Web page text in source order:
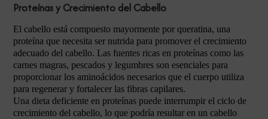
Proteínas y Crecimiento del Cabello
El cabello está compuesto mayormente por queratina, una
proteína que necesita ser nutrida para promover el crecimiento
adecuado del cabello. Las fuentes ricas en proteínas como las
carnes magras, pescados y legumbres son esenciales para
proporcionar los aminoácidos necesarios que el cuerpo utiliza
para regenerar y fortalecer las fibras capilares.
Una dieta deficiente en proteínas puede interrumpir el ciclo de
crecimiento del cabello, lo que podría resultar en un cabello